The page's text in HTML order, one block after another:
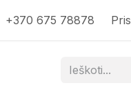
+370 675 78878